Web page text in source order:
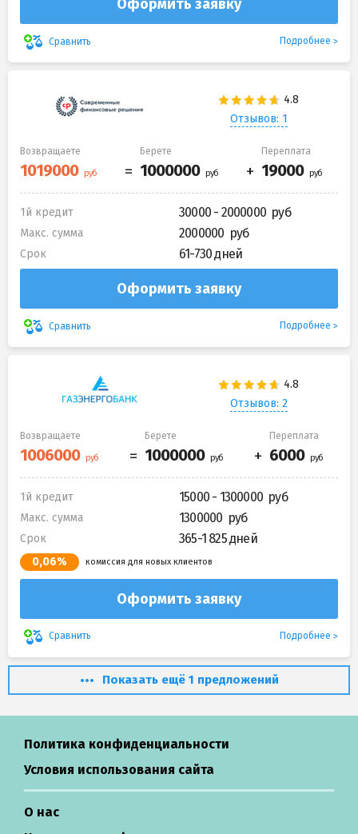
Оформить заявку
Сравнить Подробнее
Отзывов: 1
Возвращаете Берете Переплата
1й кредит 30000 - 2000000
Макс. сумма 2000000
Срок 61-730 дней
Оформить заявку
Сравнить Подробнее
Отзывов: 2
Возвращаете Берете Переплата
1й кредит 15000 - 1300000
Макс. сумма 1300000
Срок 365-1 825 дней
0,06% комиссия для новых клиентов
Оформить заявку
Сравнить Подробнее
Показать ещё 1 предложений
Политика конфиденциальности
Условия использования сайта
О нас